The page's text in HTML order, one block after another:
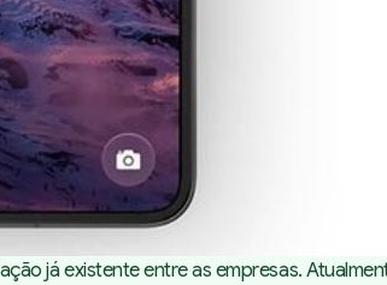
já existente entre as empresas.